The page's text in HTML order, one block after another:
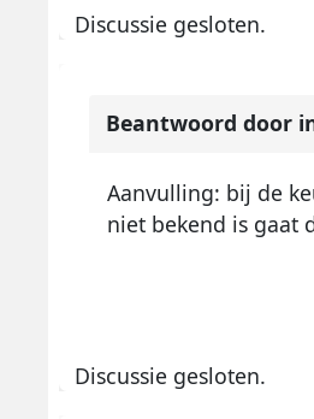
Discussie gesloten.
Beantwoord door
Aanvulling: bij de
niet bekend is gaat
Discussie gesloten.